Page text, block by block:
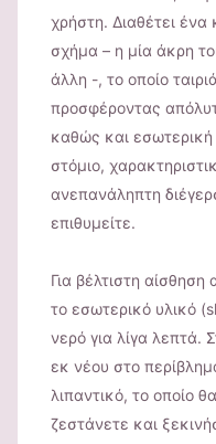
χρήστη. Διαθέτει ένα
σχήμα – η μία άκρη
άλλη -, το οποίο
προσφέροντας
καθώς και
στόμιο,
ανεπανάληπτη
επιθυμείτε.
Για βέλτιστη
το εσωτερικό υλικό
νερό για λίγα λεπτά.
εκ νέου στο
λιπαντικό, το οποίο
ζεστάνετε και